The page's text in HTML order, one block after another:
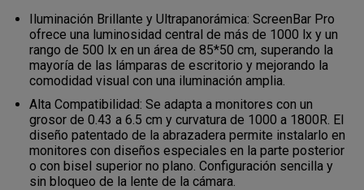
Iluminación Brillante y Ultrapanorámica: ScreenBar Pro
ofrece una luminosidad central de más de 1000 lx y un
rango de 500 lx en un área de 85*50 cm, superando la
mayoría de las lámparas de escritorio y mejorando la
comodidad visual con una iluminación amplia.
Alta Compatibilidad: Se adapta a monitores con un
grosor de 0.43 a 6.5 cm y curvatura de 1000 a 1800R. El
diseño patentado de la abrazadera permite instalarlo en
monitores con diseños especiales en la parte posterior
o con bisel superior no plano. Configuración sencilla y
sin bloqueo de la lente de la cámara.